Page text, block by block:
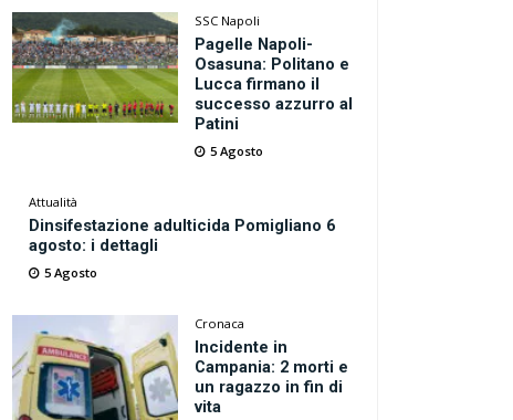
SSC Napoli
Pagelle Napoli-
Osasuna: Politano e
Lucca firmano il
successo azzurro al
Patini
5 Agosto
Attualità
Dinsifestazione adulticida Pomigliano 6
agosto: i dettagli
5 Agosto
Cronaca
Incidente in
Campania: 2 morti e
un ragazzo in fin di
vita